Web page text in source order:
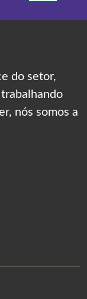
do setor,
nós somos a